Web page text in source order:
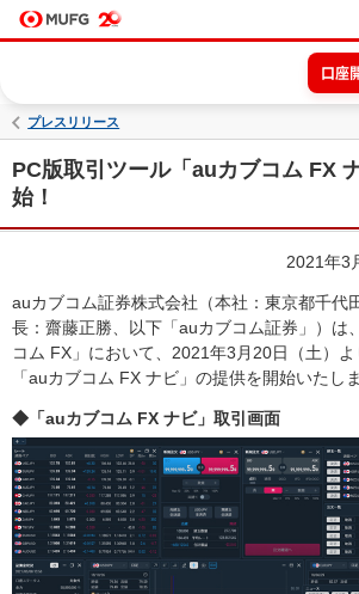
口座
プレスリリース
PC版取引ツール「auカブコム FX
始！
2021年3
auカブコム証券株式会社（本社：東京都千代
長：齋藤正勝、以下「auカブコム証券」）は
コム FX」において、2021年3月20日（土）
「auカブコム FX ナビ」の提供を開始いたしま
◆「auカブコム FX ナビ」取引画面